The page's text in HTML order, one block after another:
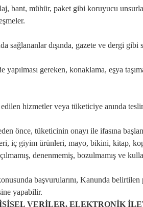
bant, mühür, paket gibi koruyucu
sağlananlar dışında, gazete ve dergi
gereken, konaklama, eşya
hizmetler veya tüketiciye anında
önce, tüketicinin onayı ile ifasına
iç giyim ürünleri, mayo, bikini, kitap,
denenmemiş, bozulmamış ve
başvurularını, Kanunda
yapabilir.
VERİLER, ELEKTRONİK